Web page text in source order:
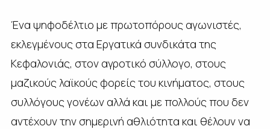
Ένα ψηφοδέλτιο με πρωτοπόρους αγωνιστές,
εκλεγμένους στα Εργατικά συνδικάτα της
Κεφαλονιάς, στον αγροτικό σύλλογο, στους
μαζικούς λαϊκούς φορείς του κινήματος, στους
συλλόγους γονέων αλλά και με πολλούς που δεν
αντέχουν την σημερινή αθλιότητα και θέλουν να